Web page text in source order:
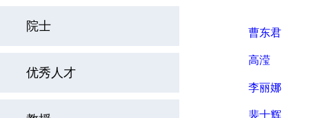
院士
优秀人才
曹东君
高滢
李丽娜
裴士辉